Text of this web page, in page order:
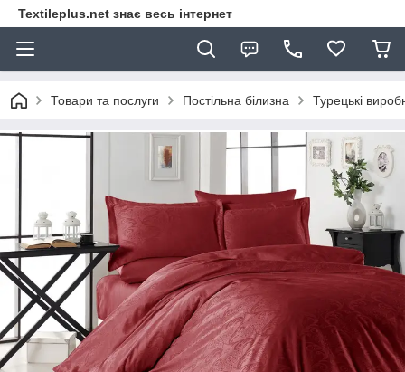
Textileplus.net знає весь інтернет
Товари та послуги Постільна білизна Турецькі